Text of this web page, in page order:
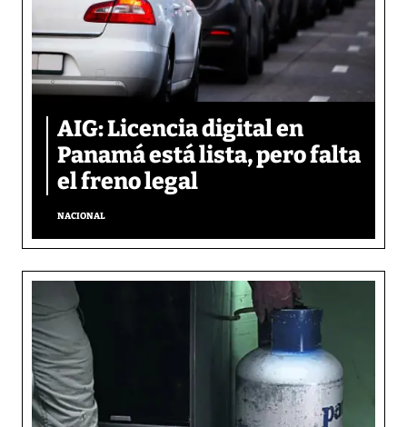
AIG: Licencia digital en
Panamá está lista, pero falta
el freno legal
NACIONAL